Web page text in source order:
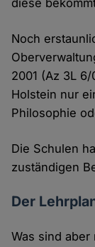
diese
Noch
2001 (Az 3L
Holstein nur
Philosophie
Die Schulen
zuständigen
Der
Was sind aber